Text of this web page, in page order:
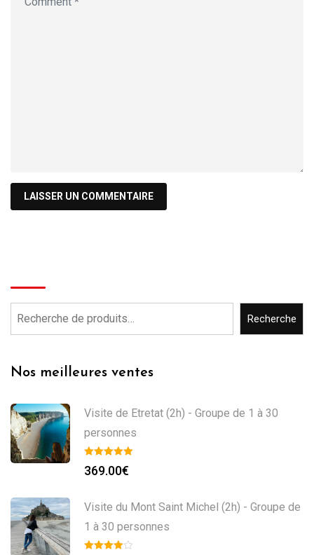
Recherche
Nos meilleures ventes
Visite de Etretat (2h) - Groupe de 1 à 30
personnes
369.00€
Visite du Mont Saint Michel (2h) - Groupe de
1 à 30 personnes